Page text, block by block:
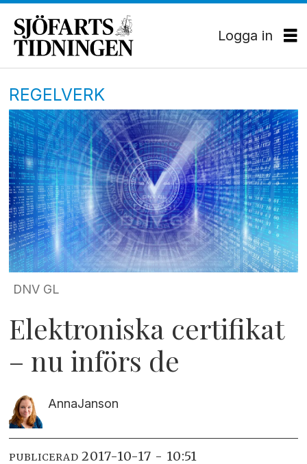
Logga in
REGELVERK
DNV GL
Elektroniska certifikat
– nu införs de
AnnaJanson
PUBLICERAD 2017-10-17 - 10:51